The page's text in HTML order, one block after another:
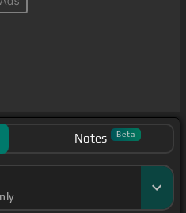
Notes Beta